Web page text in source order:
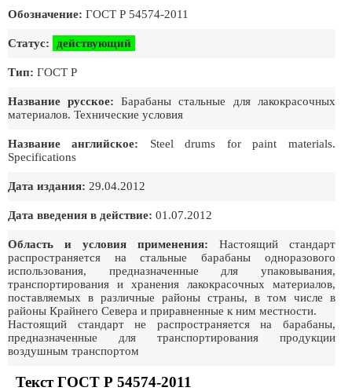
Обозначение: ГОСТ Р 54574-2011
Статус: действующий
Тип: ГОСТ Р
Название русское: Барабаны стальные для лакокрасочных
материалов. Технические условия
Название английское: Steel drums for paint materials.
Specifications
Дата издания: 29.04.2012
Дата введения в действие: 01.07.2012
Область и условия применения: Настоящий стандарт
распространяется на стальные барабаны одноразового
использования, предназначенные для упаковывания,
транспортирования и хранения лакокрасочных материалов,
поставляемых в различные районы страны, в том числе в
районы Крайнего Севера и приравненные к ним местности.
Настоящий стандарт не распространяется на барабаны,
предназначенные для транспортирования продукции
воздушным транспортом
Текст ГОСТ Р 54574-2011